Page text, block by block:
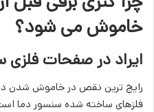
خاموش می شود؟
ایراد در صفحات فلزی
رایج ­ترین نقص در خاموش شدن
فلزهای ساخته شده سنسور دما